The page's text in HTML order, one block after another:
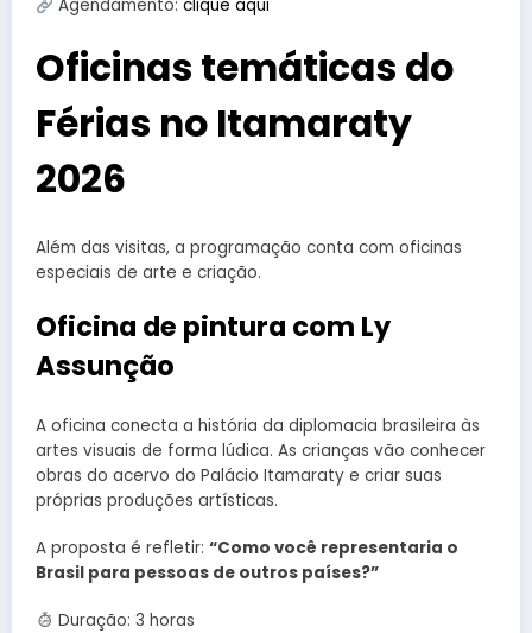
Agendamento:clique aqui
Oficinas temáticas do
Férias no Itamaraty
2026
Além das visitas, a programação conta com oficinas
especiais de arte e criação.
Oficina de pintura com Ly
Assunção
A oficina conecta a história da diplomacia brasileira às
artes visuais de forma lúdica. As crianças vão conhecer
obras do acervo do Palácio Itamaraty e criar suas
próprias produções artísticas.
A proposta é refletir: “Como você representaria o
Brasil para pessoas de outros países?”
Duração: 3 horas